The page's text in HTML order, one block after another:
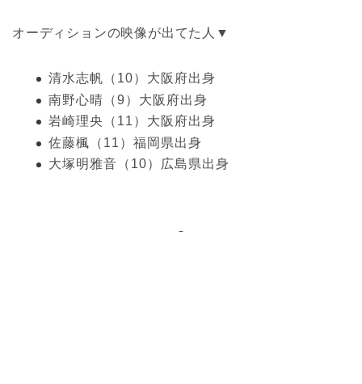
オーディションの映像が出てた人▼
清水志帆（10）大阪府出身
南野心晴（9）大阪府出身
岩崎理央（11）大阪府出身
佐藤楓（11）福岡県出身
大塚明雅音（10）広島県出身